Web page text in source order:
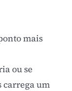
mais
ou se
carrega um